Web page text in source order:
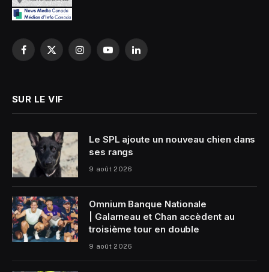
Facebook
X
InstagramYouTubeLinkedIn
SUR LE VIF
Le SPL ajoute un nouveau chien dans
ses rangs
9 août 2026
Omnium Banque Nationale
| Galarneau et Chan accèdent au
troisième tour en double
9 août 2026